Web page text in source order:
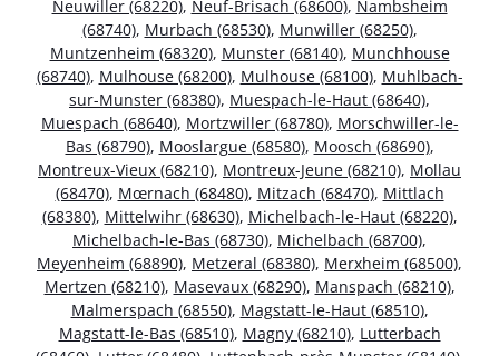
Neuwiller (68220), Neuf-Brisach (68600), Nambsheim
(68740), Murbach (68530), Munwiller (68250),
Muntzenheim (68320), Munster (68140), Munchhouse
(68740), Mulhouse (68200), Mulhouse (68100), Muhlbach-
sur-Munster (68380), Muespach-le-Haut (68640),
Muespach (68640), Mortzwiller (68780), Morschwiller-le-
Bas (68790), Mooslargue (68580), Moosch (68690),
Montreux-Vieux (68210), Montreux-Jeune (68210), Mollau
(68470), Mœrnach (68480), Mitzach (68470), Mittlach
(68380), Mittelwihr (68630), Michelbach-le-Haut (68220),
Michelbach-le-Bas (68730), Michelbach (68700),
Meyenheim (68890), Metzeral (68380), Merxheim (68500),
Mertzen (68210), Masevaux (68290), Manspach (68210),
Malmerspach (68550), Magstatt-le-Haut (68510),
Magstatt-le-Bas (68510), Magny (68210), Lutterbach